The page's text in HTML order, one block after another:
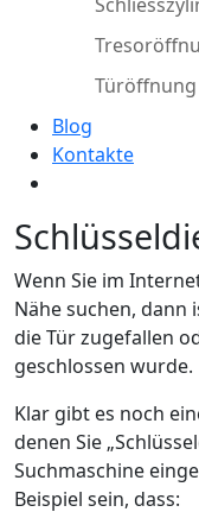
Türöffnung
Blog
Kontakte
Wenn Sie im
Nähe suchen, dann
die Tür zugefallen
geschlossen wurde.
Klar gibt es noch
denen Sie
Suchmaschine
Beispiel sein, dass: